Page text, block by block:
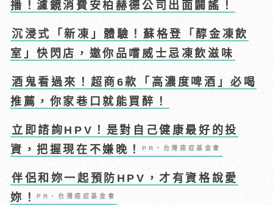
播！濾鏡消費安柏赫德公司出面闢謠！
沉浸式「新凍」體驗！蘇格登「醇金凍飲
室」快閃店，邀你品嚐威士忌凍飲滋味
酒鬼看過來！超商6款「高濃度啤酒」必喝
推薦，你家巷口就能買醉！
立即諮詢HPV！是對自己健康最好的投
資，把握現在不嫌晚！PR・台灣癌症基金會
伴侶和妳一起預防HPV，才有資格說愛
妳！PR・台灣癌症基金會